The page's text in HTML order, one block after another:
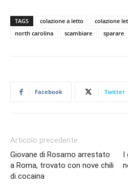
TAGS colazione a letto colazione
north carolina
scambiare sparare
Facebook Twitter
Articolo precedente
Giovane di Rosarno arrestato
a Roma, trovato con nove chili
di cocaina
I